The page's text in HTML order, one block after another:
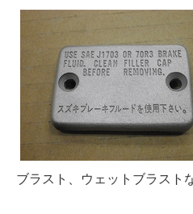
ブラスト、ウェットブラスト